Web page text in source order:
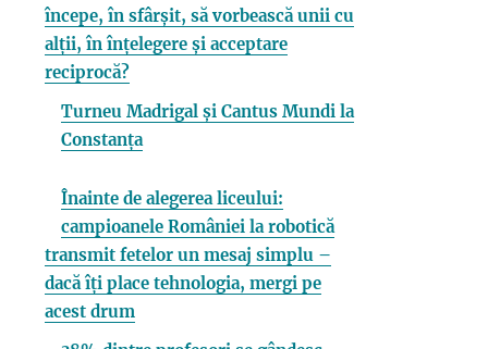
începe, în sfârșit, să vorbească unii cu
alții, în înțelegere și acceptare
reciprocă?
Turneu Madrigal și Cantus Mundi la
Constanța
Înainte de alegerea liceului:
campioanele României la robotică
transmit fetelor un mesaj simplu –
dacă îți place tehnologia, mergi pe
acest drum